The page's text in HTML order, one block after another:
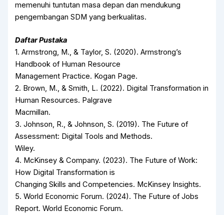
memenuhi tuntutan masa depan dan mendukung
pengembangan SDM yang berkualitas.
Daftar Pustaka
1. Armstrong, M., & Taylor, S. (2020). Armstrong’s
Handbook of Human Resource
Management Practice. Kogan Page.
2. Brown, M., & Smith, L. (2022). Digital Transformation in
Human Resources. Palgrave
Macmillan.
3. Johnson, R., & Johnson, S. (2019). The Future of
Assessment: Digital Tools and Methods.
Wiley.
4. McKinsey & Company. (2023). The Future of Work:
How Digital Transformation is
Changing Skills and Competencies. McKinsey Insights.
5. World Economic Forum. (2024). The Future of Jobs
Report. World Economic Forum.